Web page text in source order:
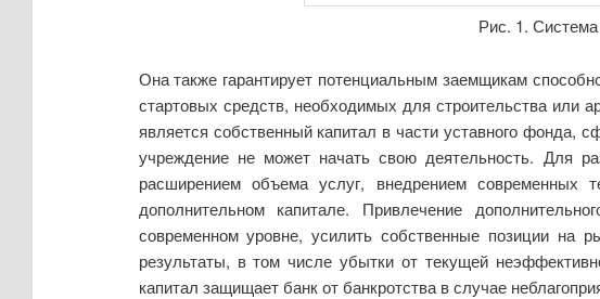
Рис. 1.
Она также гарантирует потенциальным заемщикам
стартовых средств, необходимых для строительства или
является собственный капитал в части уставного фонда,
учреждение не может начать свою деятельность. Для
расширением объема услуг, внедрением современных
дополнительном капитале. Привлечение
современном уровне, усилить собственные позиции на
результаты, в том числе убытки от текущей
капитал защищает банк от банкротства в случае